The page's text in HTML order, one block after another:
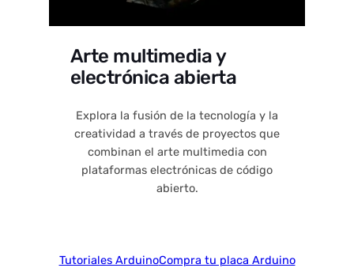
Arte multimedia y
electrónica abierta
Explora la fusión de la tecnología y la
creatividad a través de proyectos que
combinan el arte multimedia con
plataformas electrónicas de código
abierto.
Tutoriales ArduinoCompra tu placa Arduino